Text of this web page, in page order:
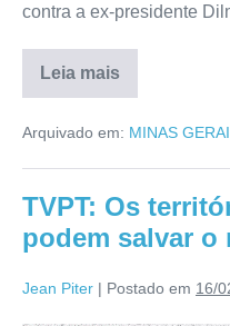
contra a ex-presidente
Leia mais
Arquivado em: MINAS
TVPT: Os
podem salvar o
Jean Piter | Postado em 16/